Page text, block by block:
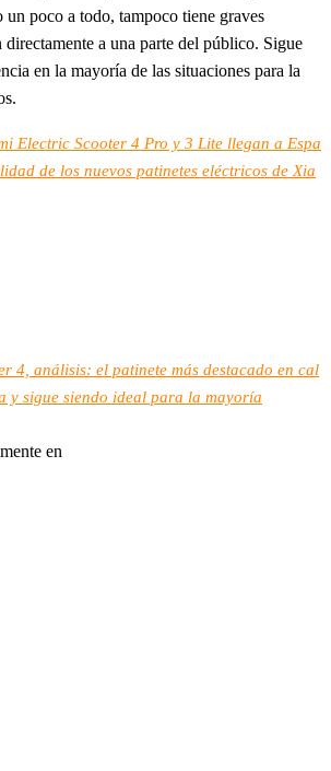
un poco a todo, tampoco tiene graves
directamente a una parte del público. Sigue
en la mayoría de las situaciones para la
Electric Scooter 4 Pro y 3 Lite llegan a Espa
de los nuevos patinetes eléctricos de Xia
4, análisis: el patinete más destacado en cal
y sigue siendo ideal para la mayoría
en